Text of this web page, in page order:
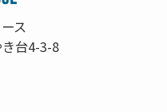
ス
台4-3-8